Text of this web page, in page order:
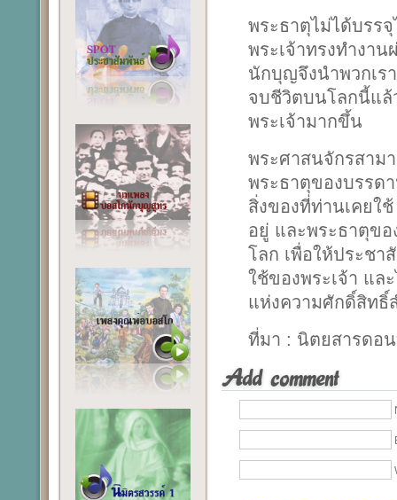
พระธาตุไม่ได้บรร
พระเจ้าทรงทำงา
นักบุญจึงนำพวกเร
จบชีวิตบนโลกนี้แล้
พระเจ้ามากขึ้น
พระศาสนจักรสาม
พระธาตุของบรรด
สิ่งของที่ท่านเคยใ
อยู่ และพระธาตุข
โลก เพื่อให้ประชา
ใช้ของพระเจ้า แล
แห่งความศักดิ์สิทธิ์
ที่มา : นิตยสารดอ
Add comment